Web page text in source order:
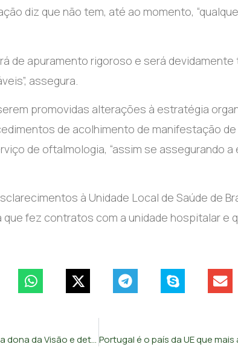
diz que não tem, até ao momento,
de apuramento rigoroso e será
assegura.
promovidas alterações à estratégia
de acolhimento de manifestação
de oftalmologia, “assim se assegurando
à Unidade Local de Saúde de
fez contratos com a unidade hospitalar e
Tribunal chumba plano de insolvência da dona da Visão e determina fecho